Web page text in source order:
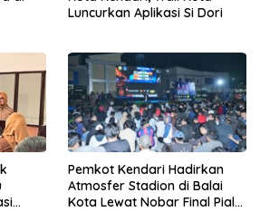
Luncurkan Aplikasi Si Dori
Pemkot Kendari Hadirkan
Atmosfer Stadion di Balai
Kota Lewat Nobar Final Piala